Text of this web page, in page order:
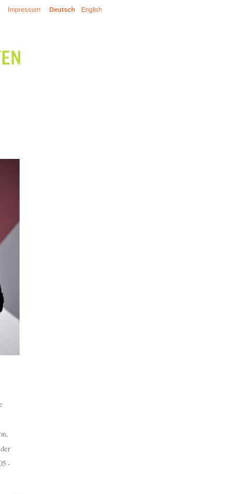
Impressum Deutsch English
-